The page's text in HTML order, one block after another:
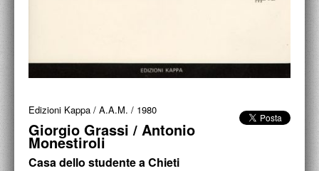
DUETTI / DUELLI
PROGETTI D'OPERA
PROGETTI CULTURALI
Edizioni Kappa / A.A.M. / 1980
Giorgio Grassi / Antonio
Monestiroli
Casa dello studente a Chieti